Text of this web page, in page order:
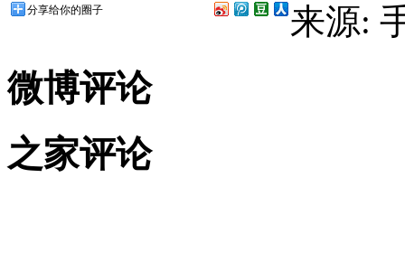
分享给你的圈子 来源:
微博评论
之家评论